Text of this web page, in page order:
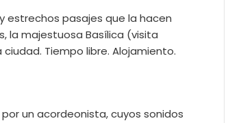
estrechos pasajes que la hacen
la majestuosa Basílica (visita
Tiempo libre. Alojamiento.
un acordeonista, cuyos sonidos